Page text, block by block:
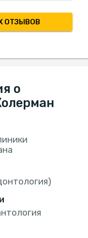
ОТЗЫВОВ
о